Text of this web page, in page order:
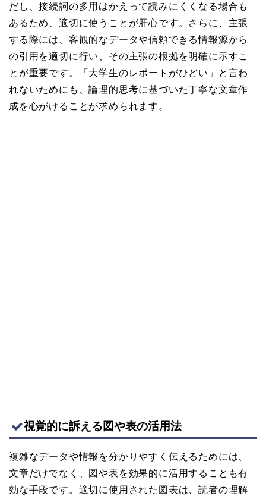
だし、接続詞の多用はかえって読みにくくなる場合も
あるため、適切に使うことが肝心です。さらに、主張
する際には、客観的なデータや信頼できる情報源から
の引用を適切に行い、その主張の根拠を明確に示すこ
とが重要です。「大学生のレポートがひどい」と言わ
れないためにも、論理的思考に基づいた丁寧な文章作
成を心がけることが求められます。
視覚的に訴える図や表の活用法
複雑なデータや情報を分かりやすく伝えるためには、
文章だけでなく、図や表を効果的に活用することも有
効な手段です。適切に使用された図表は、読者の理解